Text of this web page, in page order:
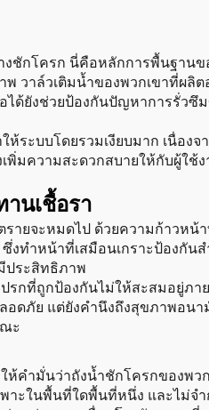
กโครก นี่คือหลักการพื้นฐานข
าล์วเติมน้ำของพวกเขาที่ผลิต
ด้ยังช่วยป้องกันปัญหาการรั่วซึ
ะบบโดยรวมเงียบมาก เนื่องจ
มความสะดวกสบายให้กับผู้ใช้
นเชื้อรา
ายจะหมดไป ด้วยความก้าวหน้
งทำหน้าที่เสมือนเกราะป้องกั
ประสิทธิภาพ
รกที่ถูกป้องกันไม่ให้สะสมอยู่
ดภัย แต่ยังคำนึงถึงสุขภาพอนา
ะ
คำมั่นว่าถังน้ำชักโครกของพว
ะในพื้นที่ใดพื้นที่หนึ่ง และไม่จ